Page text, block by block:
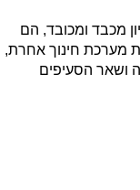
מכבד ומכובד, הם
מערכת חינוך אחרת,
ושאר הסעיפים